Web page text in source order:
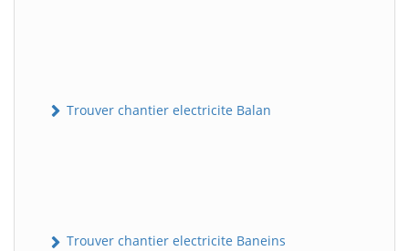
Trouver chantier electricite Balan
Trouver chantier electricite Baneins